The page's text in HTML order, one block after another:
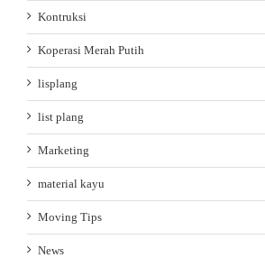
Kontruksi
Koperasi Merah Putih
lisplang
list plang
Marketing
material kayu
Moving Tips
News